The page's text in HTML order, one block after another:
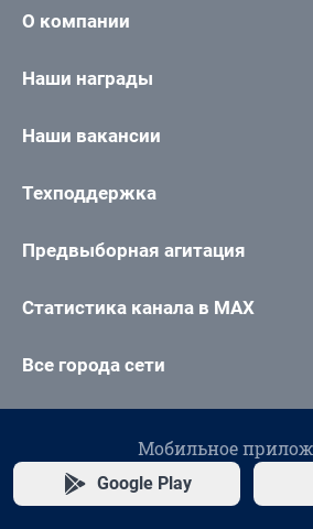
О компании
Наши награды
Наши вакансии
Техподдержка
Предвыборная агитация
Статистика канала в MAX
Все города сети
Мобильное
Google Play